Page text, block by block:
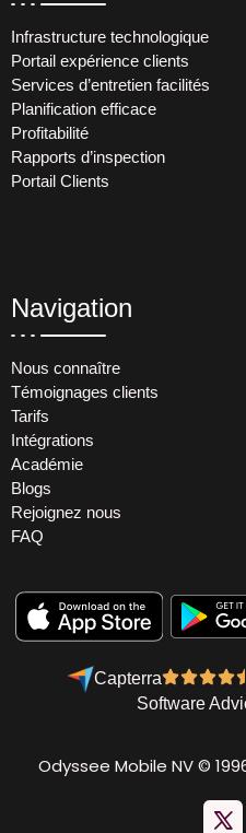
Infrastructure technologique
Portail expérience clients
Services d’entretien facilités
Planification efficace
Profitabilité
Rapports d’inspection
Portail Clients
Navigation
Nous connaître
Témoignages clients
Tarifs
Intégrations
Académie
Blogs
Rejoignez nous
FAQ
Capterra
Software
Odyssee Mobile NV ©